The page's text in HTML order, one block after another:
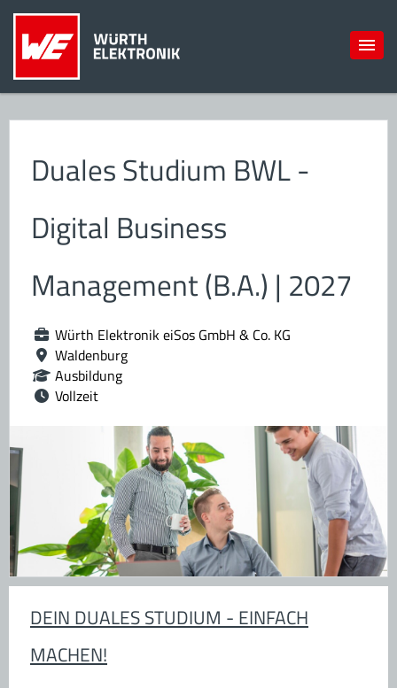
Duales Studium BWL -
Digital Business
Management (B.A.) | 2027
Würth Elektronik eiSos GmbH & Co. KG
Waldenburg
Ausbildung
Vollzeit
DEIN DUALES STUDIUM - EINFACH
MACHEN!